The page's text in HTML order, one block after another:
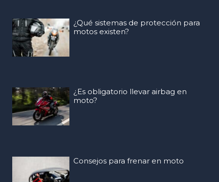
¿Qué sistemas de protección para
motos existen?
¿Es obligatorio llevar airbag en
moto?
Consejos para frenar en moto